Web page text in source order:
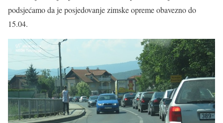
podsjećamo da je posjedovanje zimske opreme obavezno do
15.04.